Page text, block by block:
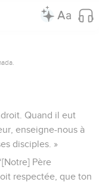
Quand il eut
enseigne-nous à
disciples. »
Père
respectée, que ton